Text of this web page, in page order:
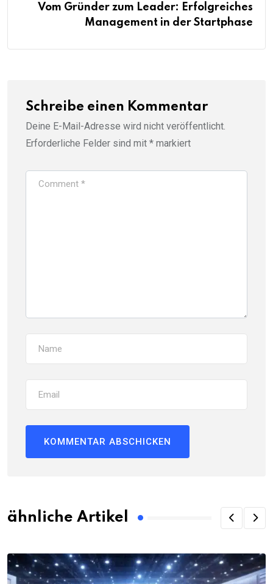
Vom Gründer zum Leader: Erfolgreiches
Management in der Startphase
Schreibe einen Kommentar
Deine E-Mail-Adresse wird nicht veröffentlicht.
Erforderliche Felder sind mit * markiert
ähnliche Artikel